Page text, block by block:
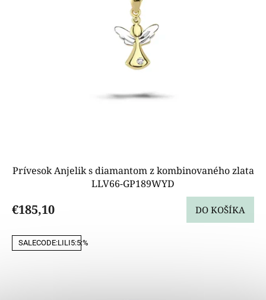
Prívesok Anjelik s diamantom z kombinovaného zlata
LLV66-GP189WYD
€185,10 DO KOŠÍKA
SALECODE:LILI5:5:%